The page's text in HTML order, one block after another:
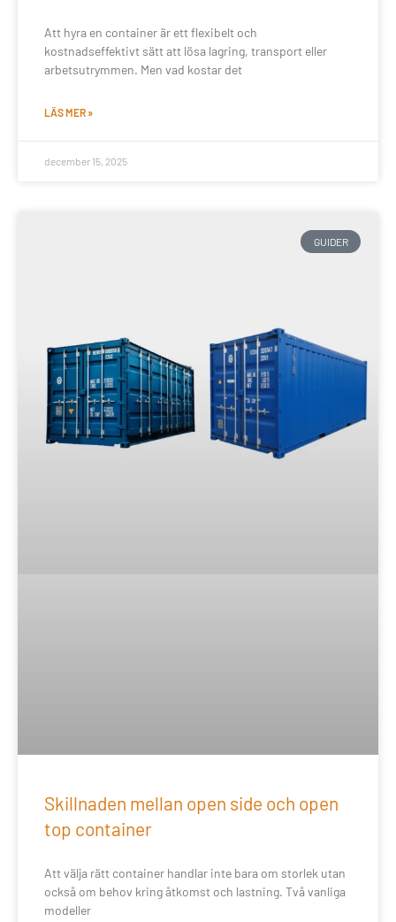
Att hyra en container är ett flexibelt och
kostnadseffektivt sätt att lösa lagring, transport eller
arbetsutrymmen. Men vad kostar det
LÄS MER »
december 15, 2025
GUIDER
Skillnaden mellan open side och open
top container
Att välja rätt container handlar inte bara om storlek utan
också om behov kring åtkomst och lastning. Två vanliga
modeller